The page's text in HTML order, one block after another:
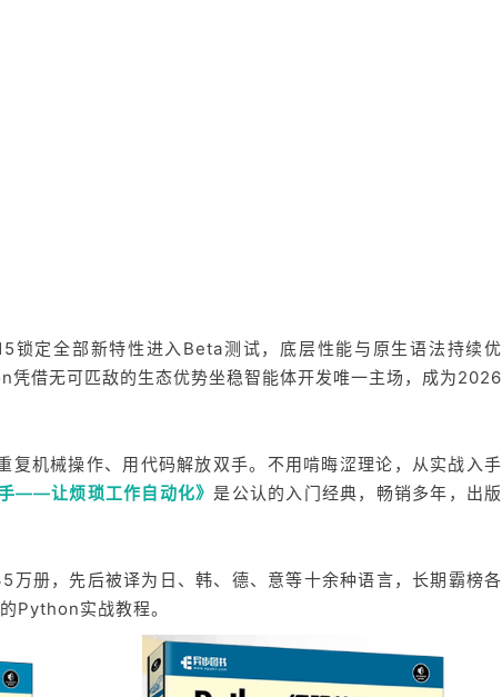
定全部新特性进入Beta测试，底层性能与原生语法持续优
借无可匹敌的生态优势坐稳智能体开发唯一主场，成为2026
机械操作、用代码解放双手。不用啃晦涩理论，从实战入手
——让烦琐工作自动化》是公认的入门经典，畅销多年，出版
册，先后被译为日、韩、德、意等十余种语言，长期霸榜各
Python实战教程。